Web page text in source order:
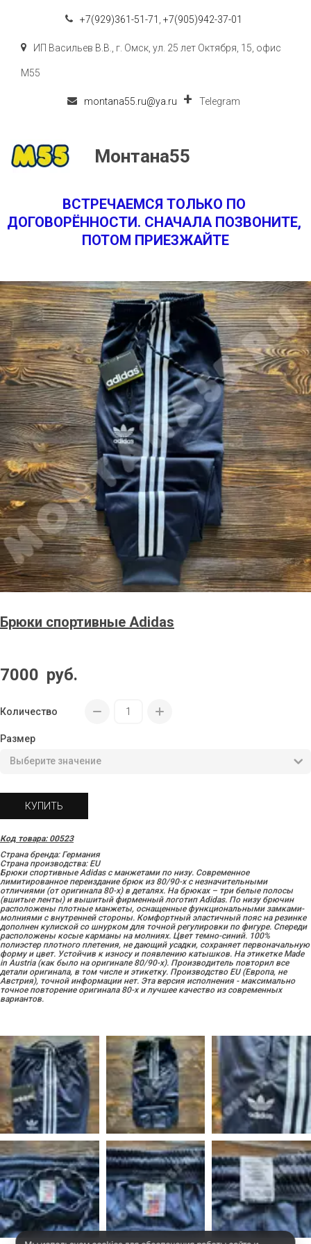
+7(929)361-51-71 +7(905)942-37-01
ИП Васильев В.В. г. Омск ул. 25 лет Октября, 15 офис
M55
montana55.ru@ya.ru Telegram
Монтана55
ВСТРЕЧАЕМСЯ ТОЛЬКО ПО
ДОГОВОРЁННОСТИ. СНАЧАЛА ПОЗВОНИТЕ,
ПОТОМ ПРИЕЗЖАЙТЕ
Брюки спортивные Adidas
7000 руб.
Количество
Размер
КУПИТЬ
Код товара: 00523
Страна бренда: Германия
Страна производства: EU
Брюки спортивные Adidas с манжетами по низу. Современное
лимитированное переиздание брюк из 80/90-х с незначительными
отличиями (от оригинала 80-х) в деталях. На брюках – три белые полосы
(вшитые ленты) и вышитый фирменный логотип Adidas. По низу брючин
расположены плотные манжеты, оснащенные функциональными замками-
молниями с внутренней стороны. Комфортный эластичный пояс на резинке
дополнен кулиской со шнурком для точной регулировки по фигуре. Спереди
расположены косые карманы на молниях. Цвет темно-синий. 100%
полиэстер плотного плетения, не дающий усадки, сохраняет первоначальную
форму и цвет. Устойчив к износу и появлению катышков. На этикетке Made
in Austria (как было на оригинале 80/90-х). Производитель повторил все
детали оригинала, в том числе и этикетку. Производство EU (Европа, не
Австрия), точной информации нет. Эта версия исполнения - максимально
точное повторение оригинала 80-х и лучшее качество из современных
вариантов.